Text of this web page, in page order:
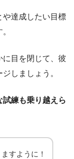
や達成したい目標
目を閉じて、彼
しましょう。
練も乗り越えら
すように！